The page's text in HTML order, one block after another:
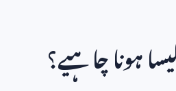
ہونا چاہیے؟